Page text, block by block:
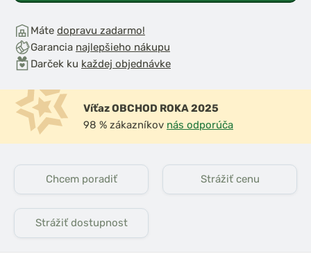
Ultegra
Shimano Navijak Big
Baitrunner LC 14000
XTB
Máte dopravu zadarmo!
Garancia najlepšieho nákupu
Darček ku každej objednávke
Víťaz OBCHOD ROKA 2025
98 % zákazníkov nás odporúča
Chcem poradiť Strážiť cenu
Strážiť dostupnost